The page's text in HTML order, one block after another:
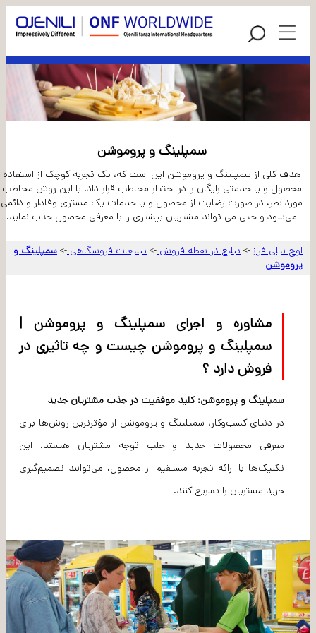
سمپلینگ و پروموشن
هدف کلی از سمپلینگ و پروموشن این است که، یک تجربه کوچک از استفاده
محصول و یا خدمتی رایگان را در اختیار مخاطب قرار داد. با این روش مخاطب
مورد نظر، در صورت رضایت از محصول و یا خدمات یک مشتری وفادار و دائمی
می‌شود و حتی می تواند مشتریان بیشتری را با معرفی محصول جذب نماید.
اوج نیلی فراز -> تبلیغ در نقطه فروش-> تبلیغات فروشگاهی-> سمپلینگ و
پروموشن
مشاوره و اجرای سمپلینگ و پروموشن |
سمپلینگ و پروموشن چیست و چه تاثیری در
فروش دارد ؟
سمپلینگ و پروموشن: کلید موفقیت در جذب مشتریان جدید
در دنیای کسب‌وکار، سمپلینگ و پروموشن از مؤثرترین روش‌ها برای
معرفی محصولات جدید و جلب توجه مشتریان هستند. این
تکنیک‌ها با ارائه تجربه مستقیم از محصول، می‌توانند تصمیم‌گیری
خرید مشتریان را تسریع کنند.